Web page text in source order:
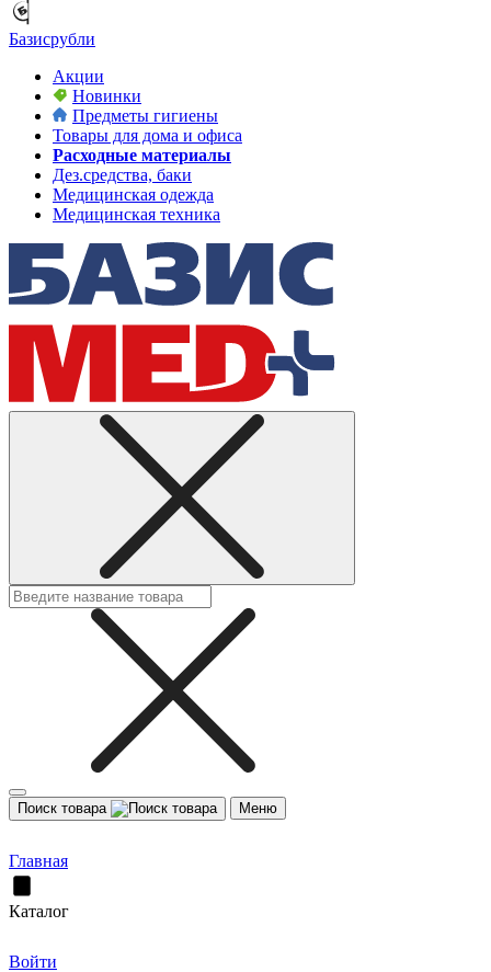
Базисрубли
Акции
Новинки
Предметы гигиены
Товары для дома и офиса
Расходные материалы
Дез.средства, баки
Медицинская одежда
Медицинская техника
Поиск товара Меню
Главная
Каталог
Войти